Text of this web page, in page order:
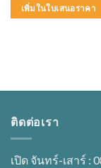
เพิ่มในใบเสนอราคา
ติดต่อเรา
เปิด จันทร์-เสาร์ :